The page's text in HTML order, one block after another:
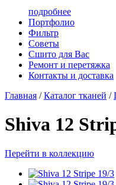
подробнее
Портфолио
Фильтр
Советы
Сшито для Вас
Ремонт и перетяжка
Контакты и доставка
Главная / Каталог тканей /
Shiva 12
Перейти в коллекцию